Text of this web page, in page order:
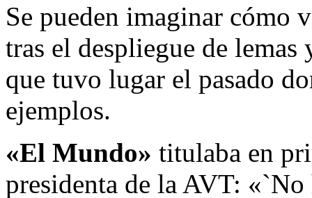
Se pueden imaginar cómo
tras el despliegue de
que tuvo lugar el pasado
ejemplos.
«El Mundo» titulaba en
presidenta de la AVT: «`No